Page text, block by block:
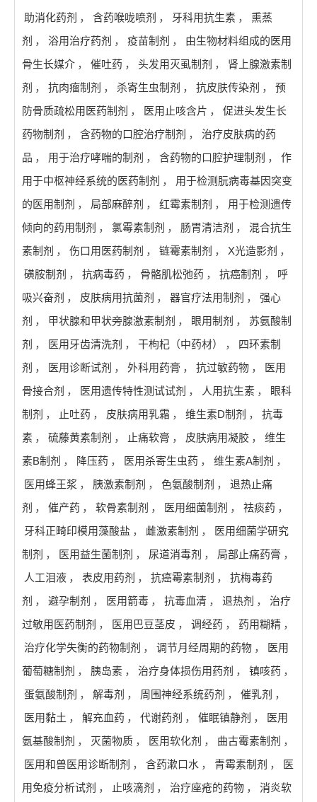
助消化药剂 ， 含药喉咙喷剂 ， 牙科用抗生素 ，
熏蒸
剂 ， 浴用治疗药剂 ， 疫苗制剂 ，
由生物材料组成的医用
骨生长媒介 ， 催吐药 ， 头发用灭虱制剂 ，
肾上腺激素制
剂 ， 抗肉瘤制剂 ， 杀寄生虫制剂 ， 抗皮肤传染剂 ，
预
防骨质疏松用医药制剂 ， 医用止咳含片 ，
促进头发生长
药物制剂 ， 含药物的口腔治疗制剂 ，
治疗皮肤病的药
品 ， 用于治疗哮喘的制剂 ， 含药物的口腔护理制剂 ，
作
用于中枢神经系统的医药制剂 ，
用于检测朊病毒基因突变
的医用制剂 ， 局部麻醉剂 ， 红霉素制剂 ，
用于检测遗传
倾向的药用制剂 ， 氯霉素制剂 ， 肠胃清洁剂 ，
混合抗生
素制剂 ， 伤口用医药制剂 ， 链霉素制剂 ， X光造影剂 ，
磺胺制剂 ， 抗病毒药 ， 骨骼肌松弛药 ， 抗癌制剂 ，
呼
吸兴奋剂 ， 皮肤病用抗菌剂 ， 器官疗法用制剂 ，
强心
剂 ， 甲状腺和甲状旁腺激素制剂 ， 眼用制剂 ，
苏氨酸制
剂 ， 医用牙齿清洗剂 ， 干枸杞（中药材） ，
四环素制
剂 ， 医用诊断试剂 ， 外科用药膏 ， 抗过敏药物 ，
医用
骨接合剂 ， 医用遗传特性测试试剂 ， 人用抗生素 ，
眼科
制剂 ， 止吐药 ， 皮肤病用乳霜 ， 维生素D制剂 ，
抗毒
素 ， 硫藤黄素制剂 ， 止痛软膏 ， 皮肤病用凝胶 ，
维生
素B制剂 ， 降压药 ， 医用杀寄生虫药 ， 维生素A制剂 ，
医用蜂王浆 ， 胰激素制剂 ， 色氨酸制剂 ，
退热止痛
剂 ， 催产药 ， 软骨素制剂 ， 医用细菌制剂 ， 祛痰药 ，
牙科正畸印模用藻酸盐 ， 雌激素制剂 ，
医用细菌学研究
制剂 ， 医用益生菌制剂 ， 尿道消毒剂 ， 局部止痛药膏 ，
人工泪液 ， 表皮用药剂 ， 抗癌霉素制剂 ，
抗梅毒药
剂 ， 避孕制剂 ， 医用箭毒 ， 抗毒血清 ， 退热剂 ，
治疗
过敏用医药制剂 ， 医用巴豆茎皮 ， 调经药 ， 药用糊精 ，
治疗化学失衡的药物制剂 ， 调节月经周期的药物 ，
医用
葡萄糖制剂 ， 胰岛素 ， 治疗身体损伤用药剂 ， 镇咳药 ，
蛋氨酸制剂 ， 解毒剂 ， 周围神经系统药剂 ， 催乳剂 ，
医用黏土 ， 解充血药 ， 代谢药剂 ， 催眠镇静剂 ，
医用
氨基酸制剂 ， 灭菌物质 ， 医用软化剂 ， 曲古霉素制剂 ，
医用和兽医用诊断制剂 ， 含药漱口水 ， 青霉素制剂 ，
医
用免疫分析试剂 ， 止咳滴剂 ， 治疗座疮的药物 ，
消炎软